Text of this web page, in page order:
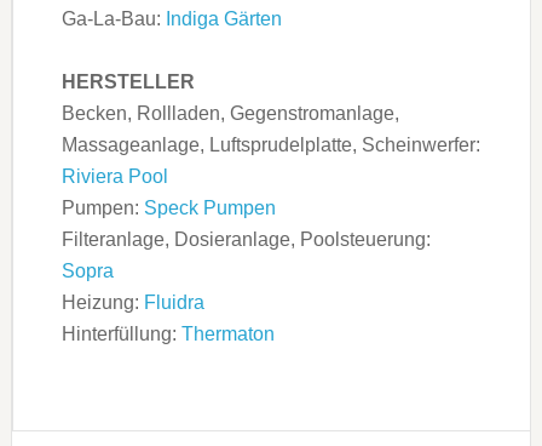
Ga-La-Bau: Indiga Gärten
HERSTELLER
Becken, Rollladen, Gegenstromanlage,
Massageanlage, Luftsprudelplatte, Scheinwerfer:
Riviera Pool
Pumpen: Speck Pumpen
Filteranlage, Dosieranlage, Poolsteuerung:
Sopra
Heizung: Fluidra
Hinterfüllung: Thermaton